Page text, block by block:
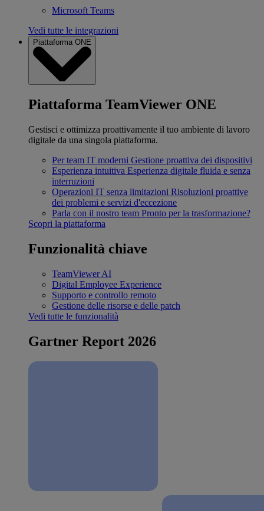
Microsoft Teams
Vedi tutte le integrazioni
Piattaforma ONE
Piattaforma TeamViewer ONE
Gestisci e ottimizza proattivamente il tuo ambiente di lavoro
digitale da una singola piattaforma.
Per team IT moderni Gestione proattiva dei dispositivi
Esperienza intuitiva Esperienza digitale fluida e senza
interruzioni
Operazioni IT senza limitazioni Risoluzioni proattive
dei problemi e servizi d'eccezione
Parla con il nostro team Pronto per la trasformazione?
Scopri la piattaforma
Funzionalità chiave
TeamViewer AI
Digital Employee Experience
Supporto e controllo remoto
Gestione delle risorse e delle patch
Vedi tutte le funzionalità
Gartner Report 2026